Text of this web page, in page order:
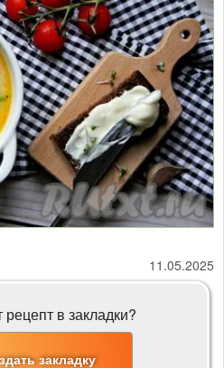
11.05.2025
рецепт в закладки?
закладку